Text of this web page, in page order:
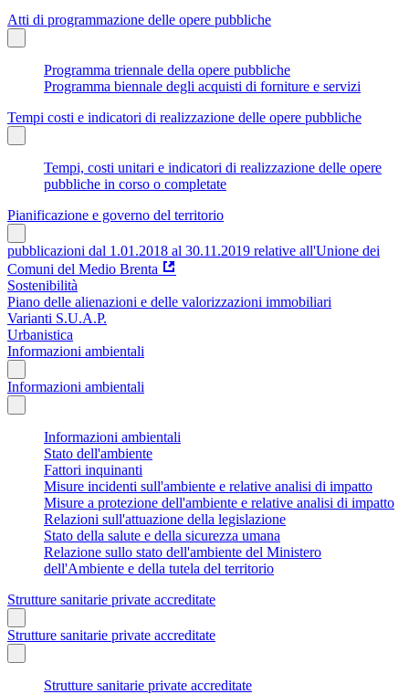
Atti di programmazione delle opere pubbliche
Programma triennale della opere pubbliche
Programma biennale degli acquisti di forniture e servizi
Tempi costi e indicatori di realizzazione delle opere pubbliche
Tempi, costi unitari e indicatori di realizzazione delle opere
pubbliche in corso o completate
Pianificazione e governo del territorio
pubblicazioni dal 1.01.2018 al 30.11.2019 relative all'Unione dei
Comuni del Medio Brenta
Sostenibilità
Piano delle alienazioni e delle valorizzazioni immobiliari
Varianti S.U.A.P.
Urbanistica
Informazioni ambientali
Informazioni ambientali
Informazioni ambientali
Stato dell'ambiente
Fattori inquinanti
Misure incidenti sull'ambiente e relative analisi di impatto
Misure a protezione dell'ambiente e relative analisi di impatto
Relazioni sull'attuazione della legislazione
Stato della salute e della sicurezza umana
Relazione sullo stato dell'ambiente del Ministero
dell'Ambiente e della tutela del territorio
Strutture sanitarie private accreditate
Strutture sanitarie private accreditate
Strutture sanitarie private accreditate